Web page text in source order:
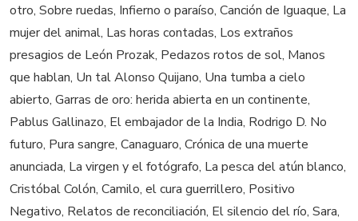
otro, Sobre ruedas, Infierno o paraíso, Canción de Iguaque, La
mujer del animal, Las horas contadas, Los extraños
presagios de León Prozak, Pedazos rotos de sol, Manos
que hablan, Un tal Alonso Quijano, Una tumba a cielo
abierto, Garras de oro: herida abierta en un continente,
Pablus Gallinazo, El embajador de la India, Rodrigo D. No
futuro, Pura sangre, Canaguaro, Crónica de una muerte
anunciada, La virgen y el fotógrafo, La pesca del atún blanco,
Cristóbal Colón, Camilo, el cura guerrillero, Positivo
Negativo, Relatos de reconciliación, El silencio del río, Sara,